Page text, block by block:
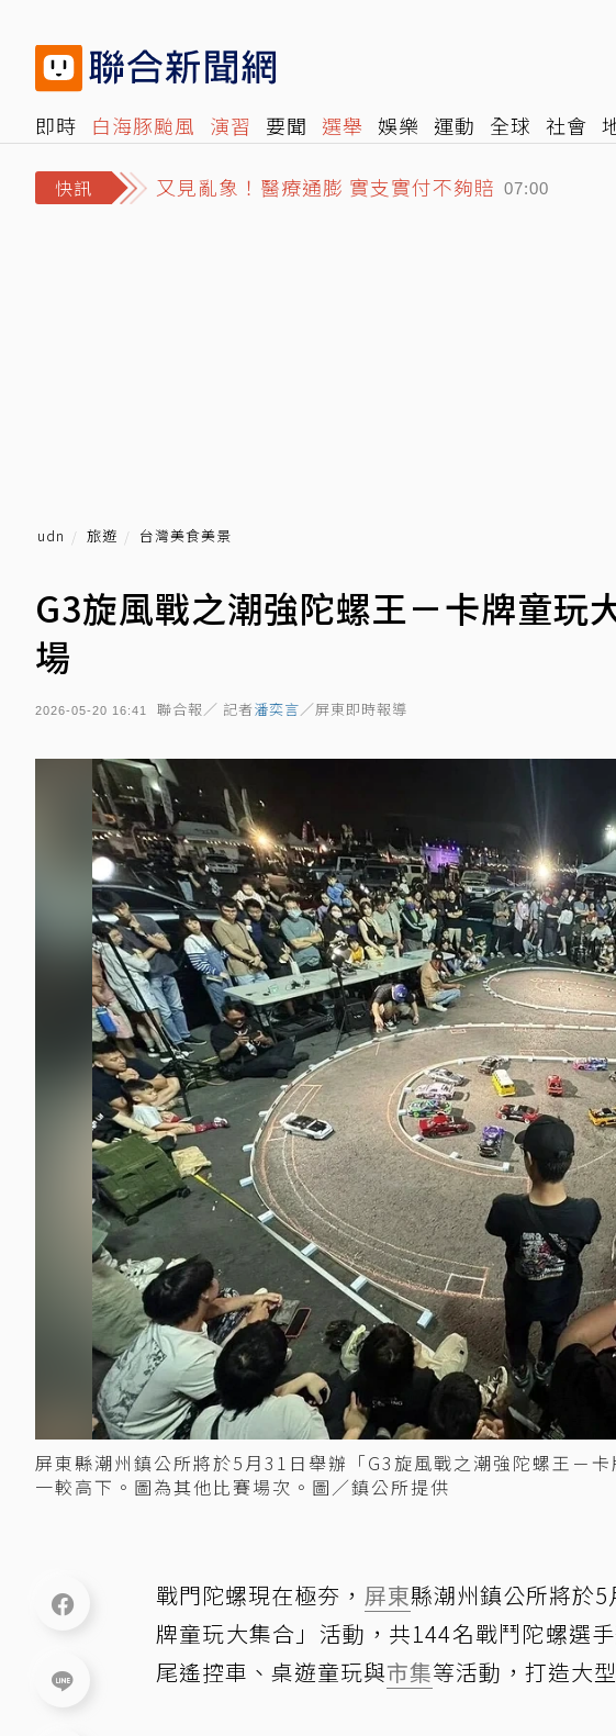
即時 白海豚颱風 演習 要聞 選舉 娛樂 運動 全球 社會
快訊
又見亂象！醫療通膨 實支實付不夠賠
白海豚掠過近海 吳德榮：中部以北今劇烈降雨 東
udn 旅遊 台灣美食美景
G3旋風戰之潮強陀螺王－卡牌童玩
場
2026-05-20 16:41 聯合報／ 記者潘奕言／屏東即時報導
屏東縣潮州鎮公所將於5月31日舉辦「G3旋風戰之潮強陀螺王－
一較高下。圖為其他比賽場次。圖／鎮公所提供
戰門陀螺現在極夯， 屏東縣潮州鎮公所將於
牌童玩大集合」活動，共144名戰鬥陀螺選
尾遙控車、桌遊童玩與市集等活動，打造大